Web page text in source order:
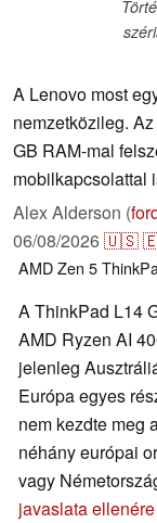
A Lenovo most
nemzetközileg.
GB RAM-mal
mobilkapcsolattal
Alex Alderson (
06/08/2026🇺🇸
AMDZen 5
A ThinkPad L14
AMD Ryzen AI
jelenleg
Európa egyes
nem kezdte meg
néhány európai
vagy
javaslata ellenére